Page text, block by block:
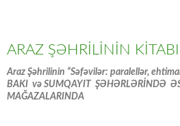
ARAZ ŞƏHRİLİNİN KİTABI
Araz Şəhrilinin “Səfəvilər: paralellər,
BAKI və SUMQAYIT ŞƏHƏRLƏRİNDƏ
MAĞAZALARINDA